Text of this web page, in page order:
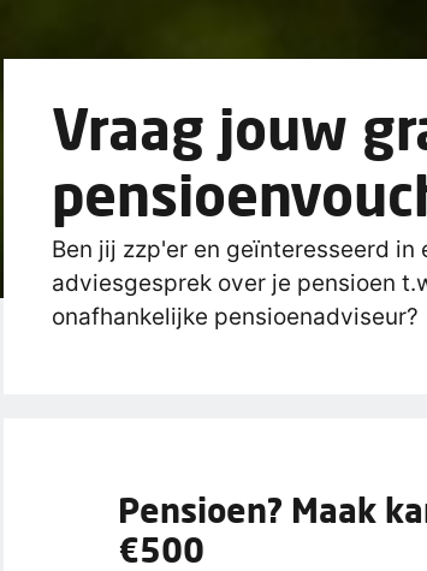
Vraag jouw
Ben jij zzp'er en geïnteresseerd in
adviesgesprek over je pensioen
onafhankelijke pensioenadviseur?
Pensioen? Maak
€500